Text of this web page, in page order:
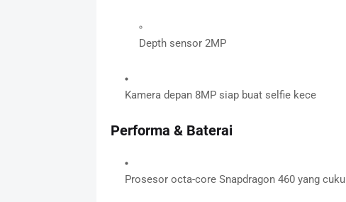
Depth sensor 2MP
Kamera depan 8MP siap buat selfie kece
Performa & Baterai
Prosesor octa-core Snapdragon 460 yang